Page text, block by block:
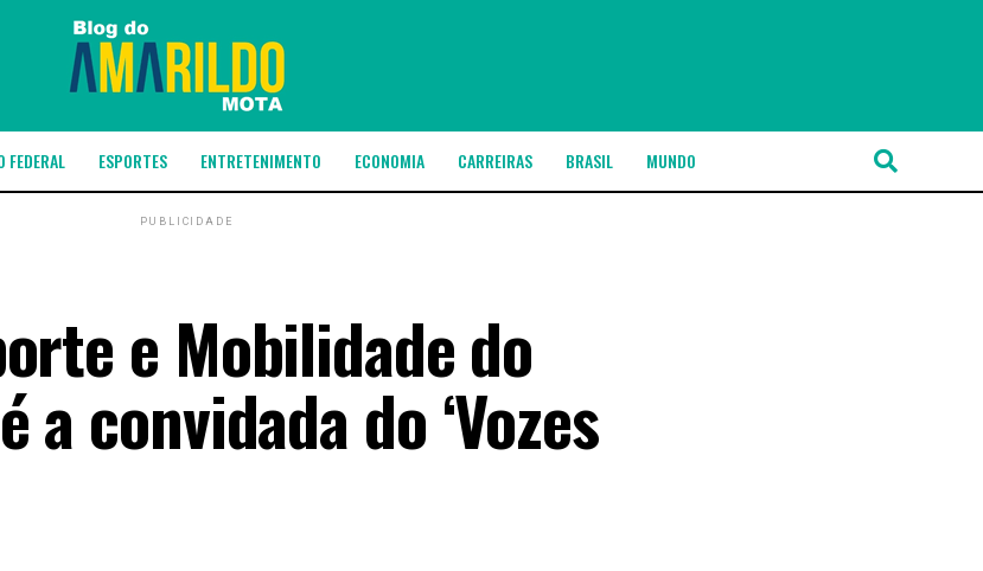
FEDERAL ESPORTES ENTRETENIMENTO ECONOMIA CARREIRAS BRASIL MUNDO
PUBLICIDADE
e Mobilidade do
a convidada do ‘Vozes